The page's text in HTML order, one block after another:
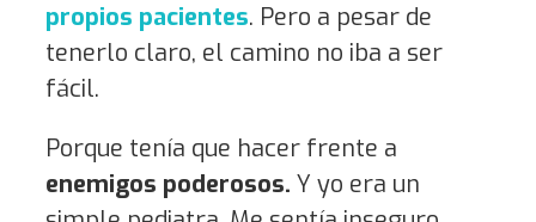
propios pacientes. Pero a pesar de
tenerlo claro, el camino no iba a ser
fácil.
Porque tenía que hacer frente a
enemigos poderosos. Y yo era un